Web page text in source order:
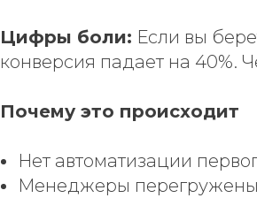
Цифры боли: Если вы
конверсия падает на 40%.
Почему это происходит
Нет автоматизации
Менеджеры перегружены